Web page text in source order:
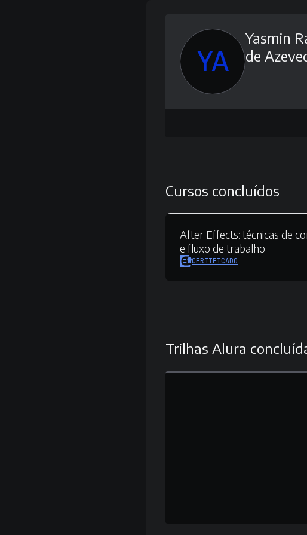
YA
Yasmin
de
Cursos concluídos
After Effects:técnicas de
e fluxo de trabalho
CERTIFICADO
Trilhas Alura